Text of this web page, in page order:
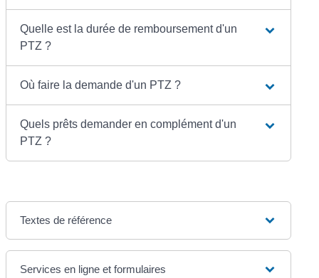
Quelle est la durée de remboursement d'un
PTZ ?
Où faire la demande d'un PTZ ?
Quels prêts demander en complément d'un
PTZ ?
Textes de référence
Services en ligne et formulaires